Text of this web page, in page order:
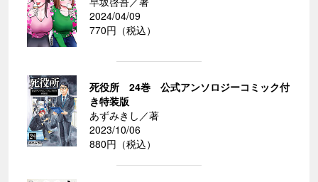
2024/04/09
770円（税込）
死役所 24巻 公式アンソロジーコミック付
き特装版
あずみきし／著
2023/10/06
880円（税込）